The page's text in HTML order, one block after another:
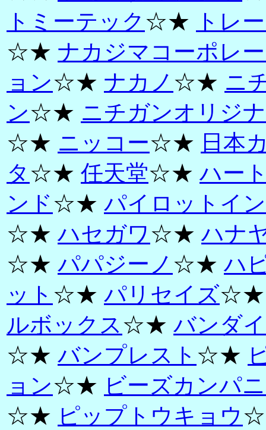
トミーテック ☆★
トレ
☆★ ナカジマコーポレ
ョン☆★ ナカノ ☆★ ニ
ン☆★ ニチガンオリジ
☆★ ニッコー☆★ 日本
タ ☆★ 任天堂☆★ハー
ンド☆★ パイロットイ
☆★ハセガワ☆★ハナ
☆★ パパジーノ ☆★ハ
ット ☆★ パリセイズ
ルボックス☆★ バンダイ
☆★ バンプレスト ☆★
ョン☆★ ビーズカンパ
☆★ ピップトウキョウ